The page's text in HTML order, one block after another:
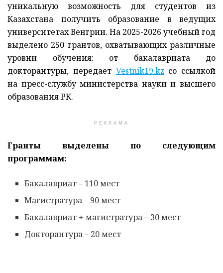
уникальную возможность для студентов из
Казахстана получить образование в ведущих
университетах Венгрии. На 2025-2026 учебный год
выделено 250 грантов, охватывающих различные
уровни обучения: от бакалавриата до
докторантуры, передает Vestnik19.kz со ссылкой
на пресс-службу министерства науки и высшего
образования РК.
РЕКЛАМА
Гранты выделены по следующим
программам:
Бакалавриат – 110 мест
Магистратура – 90 мест
Бакалавриат + магистратура – 30 мест
Докторантура – 20 мест